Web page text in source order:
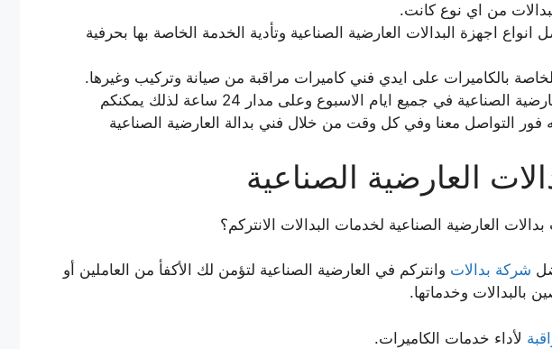
من اي نوع كانت.
انواع اجهزة البدالات العارضية الصناعية وتأدية الخدمة الخاصة بها بحرفية
بالكاميرات على ايدي فني كاميرات مراقبة من صيانة وتركيب وغيرها.
يعمل فني انتركم العارضية الصناعية في جميع ايام الاسبوع وعلى مدار 24 ساعة لذلك يمكنكم
التواصل معنا وفي كل وقت من خلال فني بدالة العارضية الصناعية
العارضية الصناعية
العارضية الصناعية لخدمات البدالات الانتركم؟
شركة بدالات وانتركم في العارضية الصناعية لتؤمن لك الأكفأ من العاملين أو
بالبدالات وخدماتها.
لأداء خدمات الكاميرات.